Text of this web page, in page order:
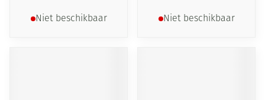
Niet beschikbaar Niet beschikbaar